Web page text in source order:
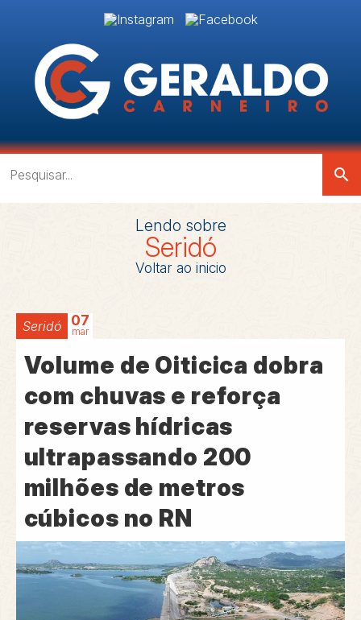
search
Lendo sobre
Seridó
Voltar ao inicio
Seridó 07
mar
Volume de Oiticica dobra
com chuvas e reforça
reservas hídricas
ultrapassando 200
milhões de metros
cúbicos no RN